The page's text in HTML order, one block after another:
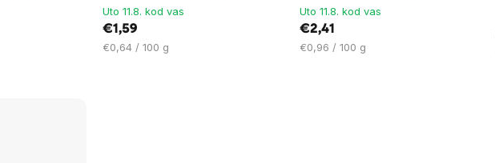
Uto 11.8. kod vas
€1,59
Cijena
€0,64 / 100 g
Uto 11.8. kod vas
€2,41
Cijena
€0,96 / 100 g